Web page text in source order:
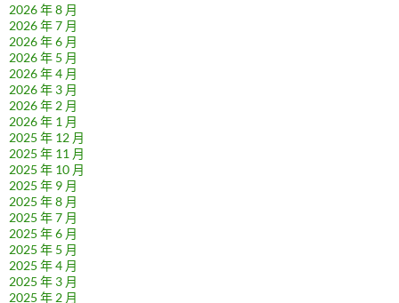
2026 年 8 月
2026 年 7 月
2026 年 6 月
2026 年 5 月
2026 年 4 月
2026 年 3 月
2026 年 2 月
2026 年 1 月
2025 年 12 月
2025 年 11 月
2025 年 10 月
2025 年 9 月
2025 年 8 月
2025 年 7 月
2025 年 6 月
2025 年 5 月
2025 年 4 月
2025 年 3 月
2025 年 2 月